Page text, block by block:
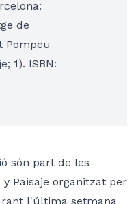
de
Pompeu
1). ISBN:
són part de les
Paisaje organitzat per
l'última setmana